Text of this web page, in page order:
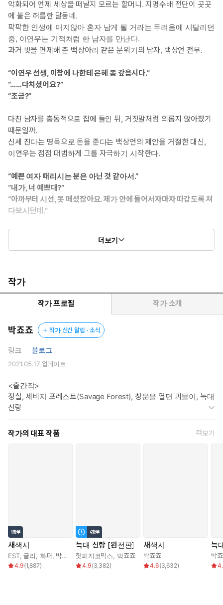
악화되어 언제 세상을 떠날지 모르는 할머니. 지명수배 전단이 곳곳
에 붙은 허름한 달동네.
팍팍한 인생에 머지않아 혼자 남게 될 거라는 두려움에 시달리던
중, 이연우는 기적처럼 한 남자를 만난다.
과거 빚을 면제해 준 백상아리 같은 분위기의 남자, 백상언 전무.
“이연우 선생, 이참에 나한테 은혜 좀 갚읍시다.”
“……다치셨어요?”
“조금?”
다친 남자를 충동적으로 집에 들인 뒤, 거짓말처럼 외롭지 않아졌기
때문일까.
신세 진다는 명목으로 돈을 준다는 백상언의 제안을 거절한 대신,
이연우는 점점 대범하게 그를 자극하기 시작한다.
“예쁜 여자 때리시는 분은 아닌 것 같아서.”
“내가, 너 예쁘대?”
“아까부터 시선, 못 떼셨잖아요. 제가 안에 들어서자마자 따갑도록 쳐
다보시던데.”
그게 어떤 결과를 낳을지 생각해 보지도 못한 채.
더보기
작가
작가 프로필 작가 소개
박죠죠 작가 신간 알림 · 소식
링크 블로그
2021.05.17업데이트
<출간작>
정실, 세비지 포레스트(Savage Forest), 창문을 열면 괴물이, 늑대
신랑
작가의 대표 작품 더보기
새색시
EST,글리 화퍼 박죠죠
4.9(1,887)
늑대 신랑 [완전판]
핫퍼지코믹스 박죠죠
4.9(3,382)
새색시
박죠죠
4.6(3,632)
늑
박